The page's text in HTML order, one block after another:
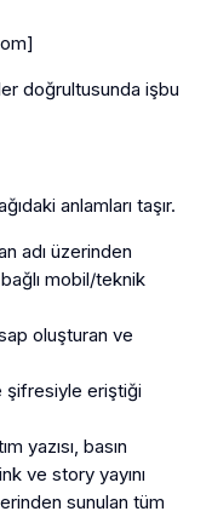
]
doğrultusunda işbu
anlamları taşır.
adı üzerinden
mobil/teknik
oluşturan ve
şifresiyle eriştiği
yazısı, basın
ve story yayını
sunulan tüm